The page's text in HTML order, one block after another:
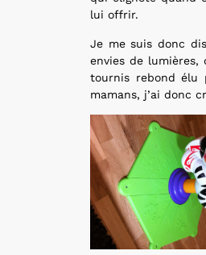
lui offrir.
Je me suis donc
envies de
tournis rebond élu
mamans, j’ai donc